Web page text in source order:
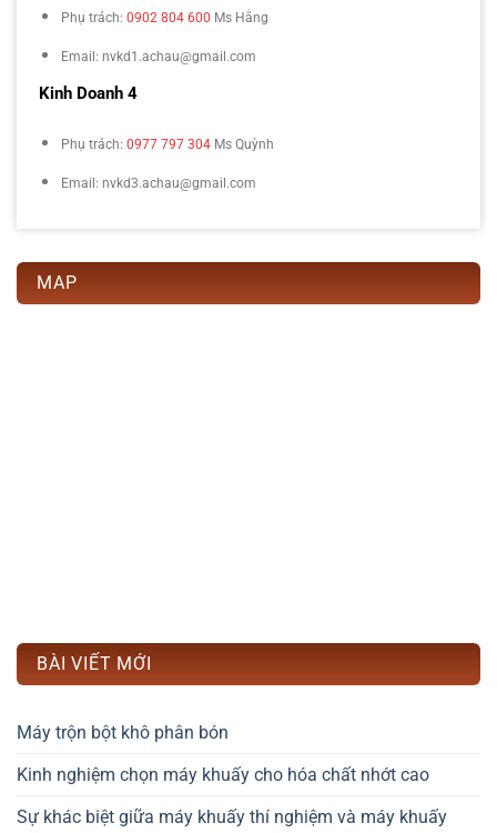
Phụ trách: 0902 804 600 Ms Hằng
Email: nvkd1.achau@gmail.com
Kinh Doanh 4
Phụ trách: 0977 797 304 Ms Quỳnh
Email: nvkd3.achau@gmail.com
MAP
BÀI VIẾT MỚI
Máy trộn bột khô phân bón
Kinh nghiệm chọn máy khuấy cho hóa chất nhớt cao
Sự khác biệt giữa máy khuấy thí nghiệm và máy khuấy